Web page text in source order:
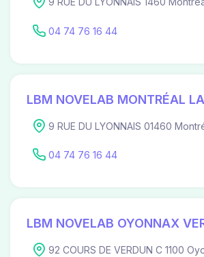
04 74 76 16 44
LBM NOVELAB MONTRÉAL
9 RUE DU LYONNAIS 01460
04 74 76 16 44
LBM NOVELAB OYONNAX
92 COURS DE VERDUN C 1100